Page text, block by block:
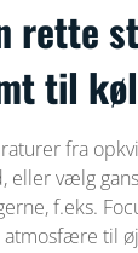
rette
til
fra
eller vælg
f.eks.
atmosfære til